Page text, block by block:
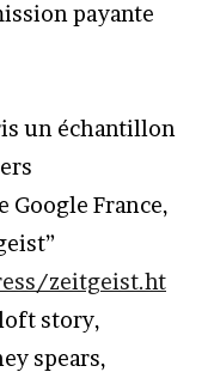
payante
un échantillon
Google France,
zeitgeist.ht
story,
spears,